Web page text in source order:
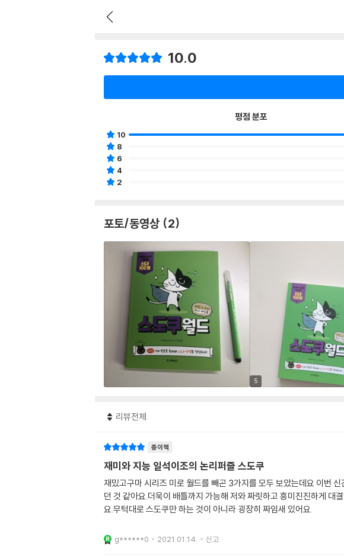
10.0
평점 분포
10
8
6
4
2
포토/동영상 (2)
5
리뷰전체
종이책
재미와 지능 일석이조의 논리퍼즐 스도쿠
재밌고구마 시리즈 미로 월드를 빼곤 3가지를 모두 보았는데요 이번
던 것 같아요.더욱이 배틀까지 가능해 저와 짜릿하고 흥미진진하게 대
요.무턱대로 스도쿠만 하는 것이 아니라 굉장히 짜임새 있어요.
g******0 2021.01.14. 신고